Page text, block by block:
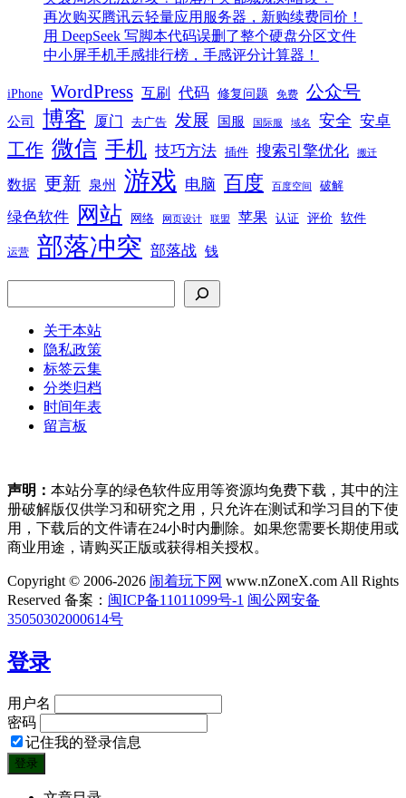
再次购买腾讯云轻量应用服务器，新购续费同价！
用 DeepSeek 写脚本代码误删了整个硬盘分区文件
中小屏手机手感排行榜，手感评分计算器！
iPhone WordPress 互刷 代码 修复问题 免费 公众号
公司 博客 厦门 去广告 发展 国服 国际服 域名 安全 安卓
工作 微信 手机 技巧方法 插件 搜索引擎优化 搬迁
数据 更新 泉州 游戏 电脑 百度 百度空间 破解
绿色软件 网站 网络 网页设计 联盟 苹果 认证 评价 软件
运营 部落冲突 部落战 钱
关于本站
隐私政策
标签云集
分类归档
时间年表
留言板
声明： 本站分享的绿色软件应用等资源均免费下载，其中的注
册破解版仅供学习和研究之用，只允许在测试和学习目的下使
用，下载后的文件请在24小时内删除。如果您需要长期使用或
商业用途，请购买正版或获得相关授权。
Copyright © 2006-2026 闹着玩下网 www.nZoneX.com All Rights
Reserved 备案： 闽ICP备11011099号-1 闽公网安备
35050302000614号
登录
用户名
密码
记住我的登录信息